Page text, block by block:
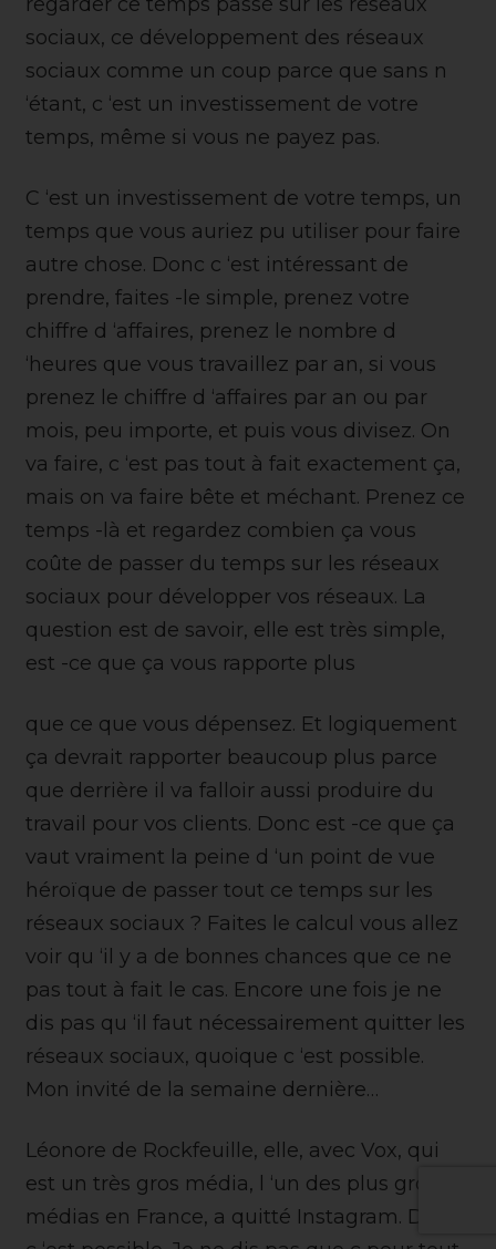
sociaux, ce développement des réseaux
sociaux comme un coup parce que sans n
‘étant, c ‘est un investissement de votre
temps, même si vous ne payez pas.
C ‘est un investissement de votre temps, un
temps que vous auriez pu utiliser pour faire
autre chose. Donc c ‘est intéressant de
prendre, faites -le simple, prenez votre
chiffre d ‘affaires, prenez le nombre d
‘heures que vous travaillez par an, si vous
prenez le chiffre d ‘affaires par an ou par
mois, peu importe, et puis vous divisez. On
va faire, c ‘est pas tout à fait exactement ça,
mais on va faire bête et méchant. Prenez ce
temps -là et regardez combien ça vous
coûte de passer du temps sur les réseaux
sociaux pour développer vos réseaux. La
question est de savoir, elle est très simple,
est -ce que ça vous rapporte plus
que ce que vous dépensez. Et logiquement
ça devrait rapporter beaucoup plus parce
que derrière il va falloir aussi produire du
travail pour vos clients. Donc est -ce que ça
vaut vraiment la peine d ‘un point de vue
héroïque de passer tout ce temps sur les
réseaux sociaux ? Faites le calcul vous allez
voir qu ‘il y a de bonnes chances que ce ne
pas tout à fait le cas. Encore une fois je ne
dis pas qu ‘il faut nécessairement quitter les
réseaux sociaux, quoique c ‘est possible.
Mon invité de la semaine dernière…
Léonore de Rockfeuille, elle, avec Vox, qui
est un très gros média, l ‘un des plus gros
médias en France, a quitté Instagram. Donc